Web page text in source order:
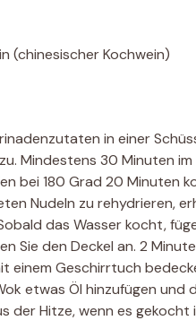
(chinesischer Kochwein)
in einer
Mindestens 30 Minuten
bei 180 Grad 20 Minuten
Nudeln zu rehydrieren,
das Wasser kocht,
Sie den Deckel an. 2
einem Geschirrtuch
etwas Öl hinzufügen
der Hitze, wenn es